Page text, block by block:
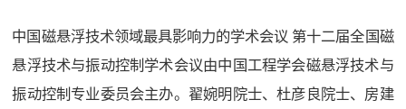
中国磁悬浮技术领域最具影响力的学术会议 第十二届全国磁
悬浮技术与振动控制学术会议由中国工程学会磁悬浮技术与
振动控制专业委员会主办。翟婉明院士、杜彦良院士、房建